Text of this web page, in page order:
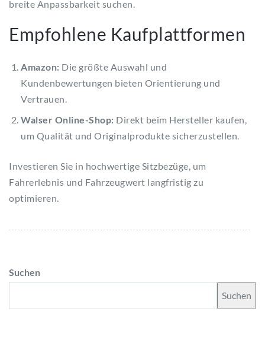
breite Anpassbarkeit suchen.
Empfohlene Kaufplattformen
Amazon: Die größte Auswahl und
Kundenbewertungen bieten Orientierung und
Vertrauen.
Walser Online-Shop: Direkt beim Hersteller kaufen,
um Qualität und Originalprodukte sicherzustellen.
Investieren Sie in hochwertige Sitzbezüge, um
Fahrerlebnis und Fahrzeugwert langfristig zu
optimieren.
Suchen
Suchen